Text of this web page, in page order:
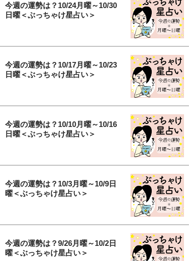
今週の運勢は？10/24月曜～10/30
日曜＜ぶっちゃけ星占い＞
今週の運勢は？10/17月曜～10/23
日曜＜ぶっちゃけ星占い＞
今週の運勢は？10/10月曜～10/16
日曜＜ぶっちゃけ星占い＞
今週の運勢は？10/3月曜～10/9日
曜＜ぶっちゃけ星占い＞
今週の運勢は？9/26月曜～10/2日
曜＜ぶっちゃけ星占い＞